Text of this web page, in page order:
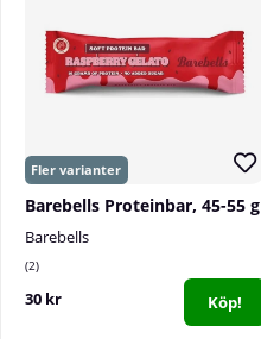
Barebells Proteinbar, 45-55 g
Barebells
2
30 kr Köp!